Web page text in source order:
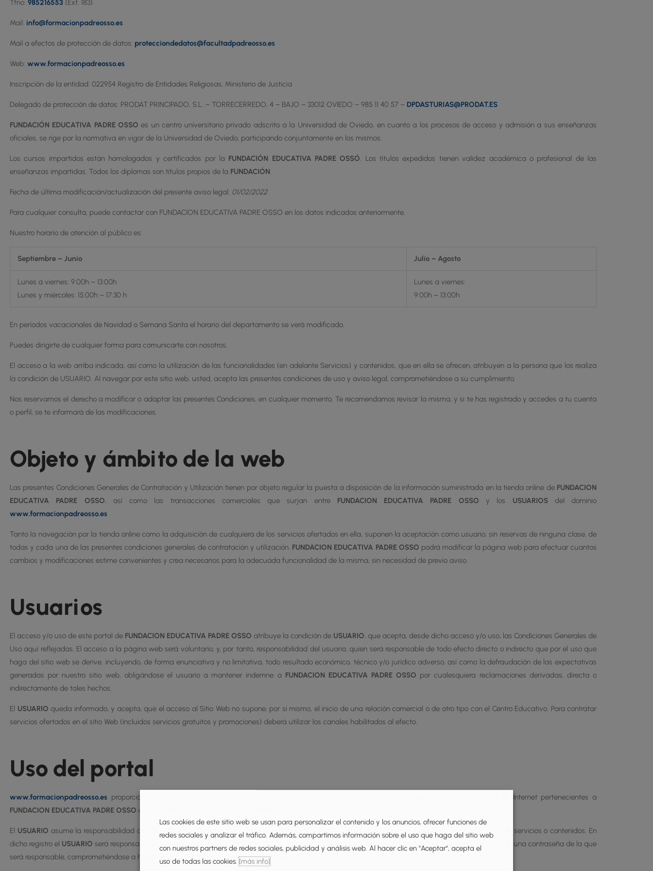
Tfno: 985216553 (Ext. 183)
Mail: info@formacionpadreosso.es
Mail a efectos de protección de datos: protecciondedatos@facultadpadreosso.es
Web: www.formacionpadreosso.es
Inscripción de la entidad: 022954 Registro de Entidades Religiosas, Ministerio de Justicia
Delegado de protección de datos: PRODAT PRINCIPADO, S.L. – TORRECERREDO, 4 – BAJO – 33012 OVIEDO – 985 11 40 57 – DPDASTURIAS@PRODAT.ES
FUNDACIÓN EDUCATIVA PADRE OSSO es un centro universitario privado adscrito a la Universidad de Oviedo, en cuanto a los procesos de acceso y admisión a sus enseñanzas
oficiales, se rige por la normativa en vigor de la Universidad de Oviedo, participando conjuntamente en los mismos.
Los cursos impartidos están homologados y certificados por la FUNDACIÓN EDUCATIVA PADRE OSSÓ. Los títulos expedidos tienen validez académica o profesional de las
enseñanzas impartidas. Todos los diplomas son títulos propios de la FUNDACIÓN.
Fecha de última modificación/actualización del presente aviso legal: 01/02/2022
Para cualquier consulta, puede contactar con FUNDACION EDUCATIVA PADRE OSSO en los datos indicados anteriormente.
Nuestro horario de atención al público es:
Septiembre – Junio Julio – Agosto
Lunes a viernes: 9:00h – 13:00h
Lunes y miércoles: 15:00h – 17:30 h
Lunes a viernes:
9:00h – 13:00h
En períodos vacacionales de Navidad o Semana Santa el horario del departamento se verá modificado.
Puedes dirigirte de cualquier forma para comunicarte con nosotros.
El acceso a la web arriba indicada, así como la utilización de las funcionalidades (en adelante Servicios) y contenidos, que en ella se ofrecen, atribuyen a la persona que los realiza
la condición de USUARIO. Al navegar por este sitio web, usted, acepta las presentes condiciones de uso y aviso legal, comprometiéndose a su cumplimiento.
Nos reservamos el derecho a modificar o adaptar las presentes Condiciones, en cualquier momento. Te recomendamos revisar la misma, y si te has registrado y accedes a tu cuenta
o perfil, se te informará de las modificaciones.
Objeto y ámbito de la web
Las presentes Condiciones Generales de Contratación y Utilización tienen por objeto regular la puesta a disposición de la información suministrada en la tienda online de FUNDACION
EDUCATIVA PADRE OSSO, así como las transacciones comerciales que surjan entre FUNDACION EDUCATIVA PADRE OSSO y los USUARIOSdel dominio
www.formacionpadreosso.es
Tanto la navegación por la tienda online como la adquisición de cualquiera de los servicios ofertados en ella, suponen la aceptación como usuario, sin reservas de ninguna clase, de
todas y cada una de las presentes condiciones generales de contratación y utilización. FUNDACION EDUCATIVA PADRE OSSO podrá modificar la página web para efectuar cuantos
cambios y modificaciones estime convenientes y crea necesarios para la adecuada funcionalidad de la misma, sin necesidad de previo aviso.
Usuarios
El acceso y/o uso de este portal de FUNDACION EDUCATIVA PADRE OSSO atribuye la condición de USUARIO, que acepta, desde dicho acceso y/o uso, las Condiciones Generales de
Uso aquí reflejadas. El acceso a la página web será voluntario, y, por tanto, responsabilidad del usuario, quien será responsable de todo efecto directo o indirecto que por el uso que
haga del sitio web se derive, incluyendo, de forma enunciativa y no limitativa, todo resultado económico, técnico y/o jurídico adverso, así como la defraudación de las expectativas
generadas por nuestro sitio web, obligándose el usuario a mantener indemne a FUNDACION EDUCATIVA PADRE OSSO por cualesquiera reclamaciones derivadas, directa o
indirectamente de tales hechos.
El USUARIO queda informado, y acepta, que el acceso al Sitio Web no supone, por sí mismo, el inicio de una relación comercial o de otro tipo con el Centro Educativo. Para contratar
servicios ofertados en el sitio Web (incluidos servicios gratuitos y promociones) deberá utilizar los canales habilitados al efecto.
Uso del portal
www.formacionpadreosso.es proporciona el acceso a multitud de informaciones, servicios, programas o datos (en adelante, «los contenidos») en Internet pertenecientes a
FUNDACION EDUCATIVA PADRE OSSO o a sus licenciantes a los que el
El USUARIO asume la responsabilidad del uso del portal. Dicha responsabilidad se extiende al registro que fuese necesario para acceder a determinados servicios o contenidos. En
dicho registro el USUARIO será responsable de aportar información veraz y lícita. Como consecuencia de este registro, al USUARIO
se le puede proporcionar una contraseña de la que
será responsable, comprometiéndose a hacer un uso diligente y confidencial de la misma.
Las cookies de este sitio web se usan para personalizar el contenido y los anuncios, ofrecer funciones de
redes sociales y analizar el tráfico. Además, compartimos información sobre el uso que haga del sitio web
con nuestros partners de redes sociales, publicidad y análisis web. Al hacer clic en "Aceptar", acepta el
uso de todas las cookies.[más info]